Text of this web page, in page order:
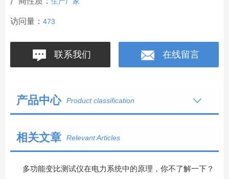
访问量： 473
联系我们 在线留言
产品中心 Product classification
相关文章 Relevant Articles
多功能变比测试仪在电力系统中的原理，你不了解一下？